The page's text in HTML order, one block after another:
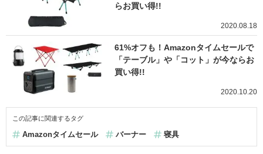
らお買い得!!
2020.08.18
61%オフも！Amazonタイムセールで
「テーブル」や「コット」が今ならお
買い得!!
2020.10.20
この記事に関連するタグ
Amazonタイムセール バーナー 寝具